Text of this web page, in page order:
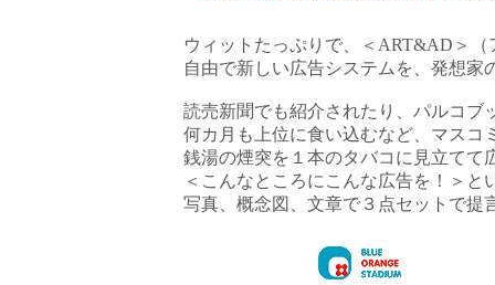
ウィットたっぷりで、＜ART&AD＞
自由で新しい広告システムを、発想家
読売新聞でも紹介されたり、パルコブ
何カ月も上位に食い込むなど、マスコ
銭湯の煙突を１本のタバコに見立てて
＜こんなところにこんな広告を！＞
写真、概念図、文章で３点セットで提